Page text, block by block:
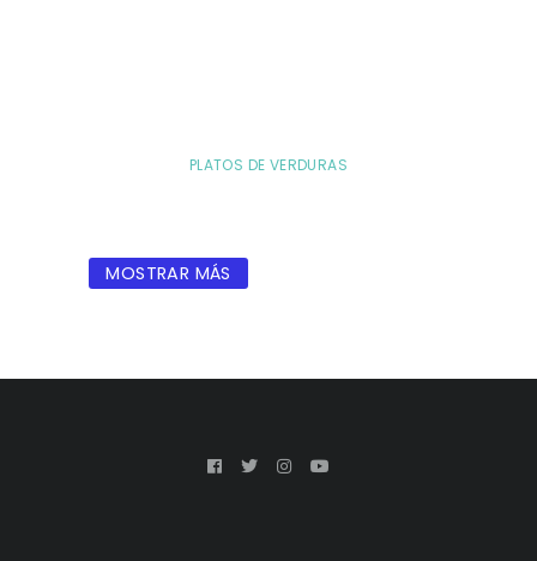
PLATOS DE VERDURAS
MOSTRAR MÁS